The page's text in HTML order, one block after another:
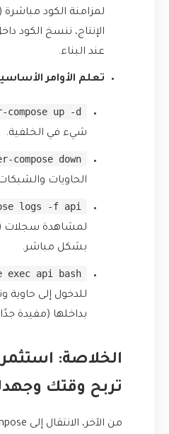
الإنتاج، ننسخ الكود
عند البناء.
تعلم الأوامر
compose up -d
شيء في الخلفية.
compose down
الحاويات
logs -f api
بشكل مباشر.
exec api bash
للدخول إلى حاوية
بداخلها (مفيدة
الخلاصة:
تربح وقتك